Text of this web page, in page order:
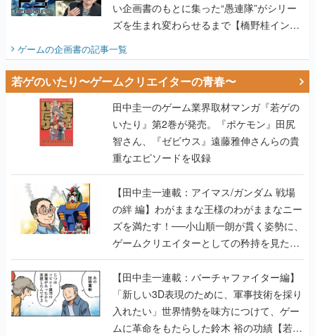
い企画書のもとに集った“愚連隊”がシリー
ズを生まれ変わらせるまで【橋野桂インタ
ビュー】
ゲームの企画書の記事一覧
若ゲのいたり〜ゲームクリエイターの青春〜
田中圭一のゲーム業界取材マンガ『若ゲの
いたり』第2巻が発売。『ポケモン』田尻
智さん、『ゼビウス』遠藤雅伸さんらの貴
重なエピソードを収録
【田中圭一連載：アイマス/ガンダム 戦場
の絆 編】わがままな王様のわがままなニー
ズを満たす！──小山順一朗が貫く姿勢に、
ゲームクリエイターとしての矜持を見た
【若ゲのいたり最終回】
【田中圭一連載：バーチャファイター編】
「新しい3D表現のために、軍事技術を採り
入れたい」世界情勢を味方につけて、ゲー
ムに革命をもたらした鈴木 裕の功績【若ゲ